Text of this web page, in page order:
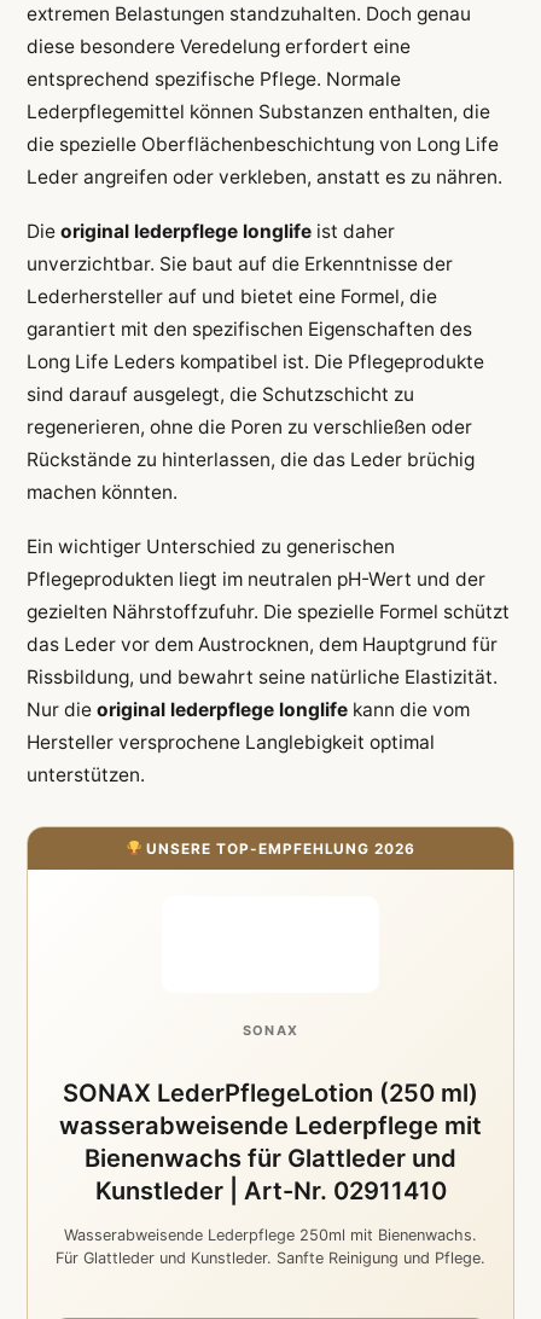
extremen Belastungen standzuhalten. Doch genau
diese besondere Veredelung erfordert eine
entsprechend spezifische Pflege. Normale
Lederpflegemittel können Substanzen enthalten, die
die spezielle Oberflächenbeschichtung von Long Life
Leder angreifen oder verkleben, anstatt es zu nähren.
Die original lederpflege longlifeist daher
unverzichtbar. Sie baut auf die Erkenntnisse der
Lederhersteller auf und bietet eine Formel, die
garantiert mit den spezifischen Eigenschaften des
Long Life Leders kompatibel ist. Die Pflegeprodukte
sind darauf ausgelegt, die Schutzschicht zu
regenerieren, ohne die Poren zu verschließen oder
Rückstände zu hinterlassen, die das Leder brüchig
machen könnten.
Ein wichtiger Unterschied zu generischen
Pflegeprodukten liegt im neutralen pH-Wert und der
gezielten Nährstoffzufuhr. Die spezielle Formel schützt
das Leder vor dem Austrocknen, dem Hauptgrund für
Rissbildung, und bewahrt seine natürliche Elastizität.
Nur die original lederpflege longlifekann die vom
Hersteller versprochene Langlebigkeit optimal
unterstützen.
UNSERE TOP-EMPFEHLUNG 2026
SONAX
SONAX LederPflegeLotion (250 ml)
wasserabweisende Lederpflege mit
Bienenwachs für Glattleder und
Kunstleder | Art-Nr. 02911410
Wasserabweisende Lederpflege 250ml mit Bienenwachs.
Für Glattleder und Kunstleder. Sanfte Reinigung und Pflege.